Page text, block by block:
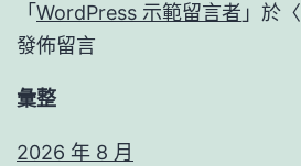
「 WordPress 示範留言者 」於〈
發佈留言
彙整
2026 年 8 月